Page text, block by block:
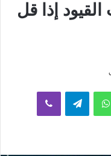
إذا قل
واتساب تيلقرام ڤايبر